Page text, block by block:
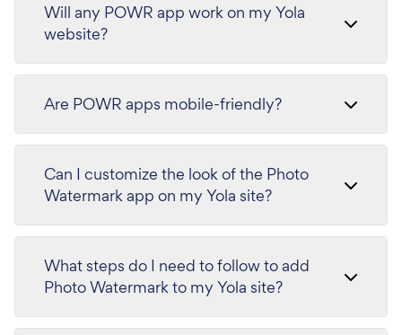
Will any POWR app work on my Yola
website?
Are POWR apps mobile-friendly?
Can I customize the look of the Photo
Watermark app on my Yola site?
What steps do I need to follow to add
Photo Watermark to my Yola site?